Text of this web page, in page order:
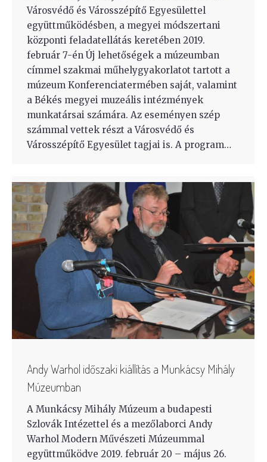
Városvédő és Városszépítő Egyesülettel
együttműködésben, a megyei módszertani
központi feladatellátás keretében 2019.
február 7-én Új lehetőségek a múzeumban
címmel szakmai műhelygyakorlatot tartott a
múzeum Konferenciatermében saját, valamint
a Békés megyei muzeális intézmények
munkatársai számára. Az eseményen szép
számmal vettek részt a Városvédő és
Városszépítő Egyesület tagjai is. A program…
Andy Warhol időszaki kiállítás a Munkácsy Mihály
Múzeumban
A Munkácsy Mihály Múzeum a budapesti
Szlovák Intézettel és a mezőlaborci Andy
Warhol Modern Művészeti Múzeummal
együttműködve 2019. február 20 – május 26.